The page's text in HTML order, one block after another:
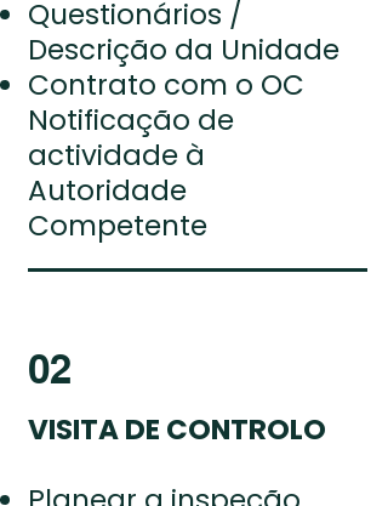
Questionários /
Descrição da Unidade
Contrato com o OC
Notificação de
actividade à
Autoridade
Competente
02
VISITA DE CONTROLO